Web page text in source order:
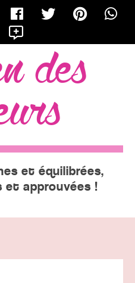
et équilibrées,
approuvées !
EVE